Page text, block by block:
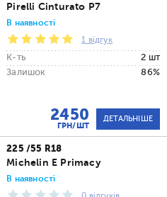
Pirelli Cinturato P7
В наявності
1 відгук
К-ть
2 шт
Залишок
86%
2450
ГРН/ШТ
ДЕТАЛЬНІШЕ
225 /55 R18
Michelin E Primacy
В наявності